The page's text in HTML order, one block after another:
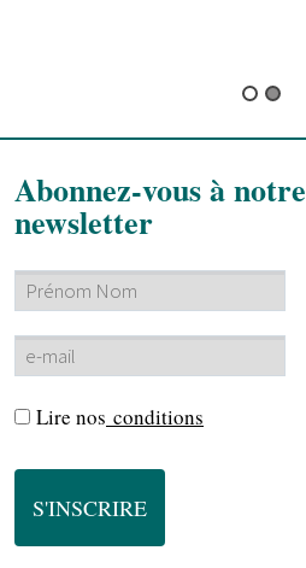
Abonnez-vous à notre
newsletter
Lire nos conditions